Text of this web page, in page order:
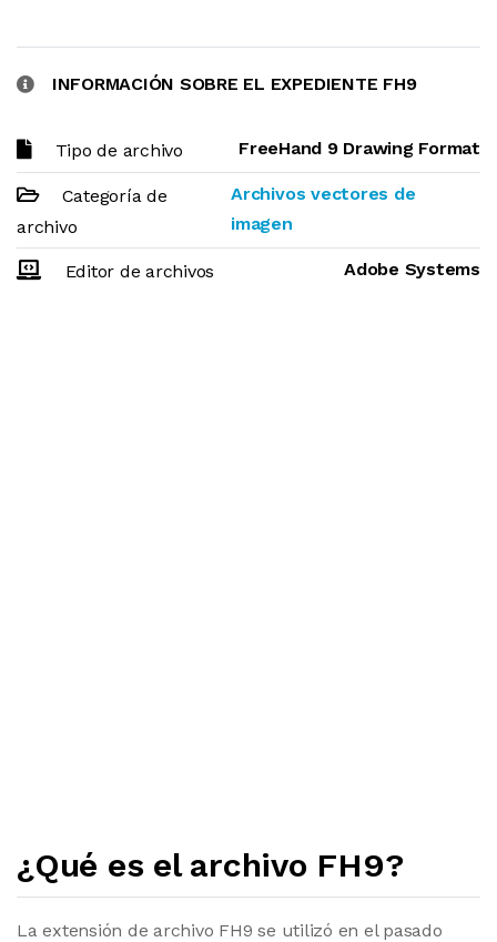
INFORMACIÓN SOBRE EL EXPEDIENTE FH9
Tipo de archivo FreeHand 9 Drawing Format
Categoría de
archivo
Archivos vectores de
imagen
Editor de archivos Adobe Systems
¿Qué es el archivo FH9?
La extensión de archivo FH9 se utilizó en el pasado